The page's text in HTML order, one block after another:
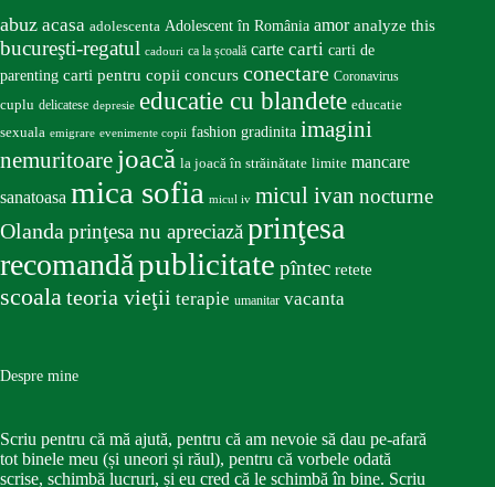
abuz acasa adolescenta Adolescent în România amor analyze this
bucureşti-regatul cadouri ca la școală carte carti carti de
parenting carti pentru copii concurs conectare Coronavirus
cuplu delicatese depresie educatie cu blandete educatie
sexuala emigrare evenimente copii fashion gradinita imagini
nemuritoare joacă la joacă în străinătate limite mancare
sanatoasa mica sofia micul iv micul ivan nocturne
Olandaprinţesa nu apreciazăprinţesa
recomandăpublicitate pîntec retete
scoalateoria vieţii terapie umanitar vacanta
Despre mine
Scriu pentru că mă ajută, pentru că am nevoie să dau pe-afară
tot binele meu (și uneori și răul), pentru că vorbele odată
scrise, schimbă lucruri, și eu cred că le schimbă în bine. Scriu